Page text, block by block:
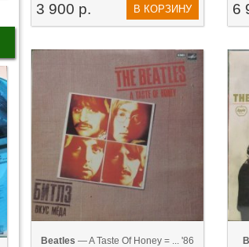
3 900 р. В КОРЗИНУ 6
Beatles — A Taste Of Honey = ... '86